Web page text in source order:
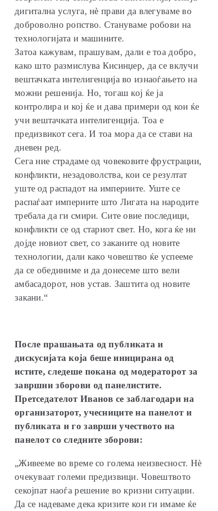
дигитална услуга, нѐ прави да влегуваме во
доброволно ропство. Стануваме робови на
технологијата и машините.
Затоа кажувам, прашувам, дали е тоа добро,
како што размислува Кисинџер, да се вклучи
вештачката интелигенција во изнаоѓањето на
можни решенија. Но, тогаш кој ќе ја
контролира и кој ќе и дава примери од кои ќе
учи вештачката интелигенција. Тоа е
предизвикот сега. И тоа мора да се стави на
дневен ред.
Сега ние страдаме од човековите фрустрации,
конфликти, незадоволства, кои се резултат
уште од распадот на империите. Уште се
распаѓаат империите што Лигата на народите
требала да ги смири. Сите овие последици,
конфликти се од стариот свет. Но, кога ќе ни
дојде новиот свет, со заканите од новите
технологии, дали како човештво ќе успееме
да се обединиме и да донесеме што вели
амбасадорот, нов устав. Заштита од новите
закани.“
После прашањата од публиката и
дискусијата која беше иницирана од
истите, следеше покана од модераторот за
завршни зборови од панелистите.
Претседателот Иванов се заблагодари на
организаторот, учесниците на панелот и
публиката и го заврши учеството на
панелот со следните зборови:
„Живееме во време со голема неизвесност. Нѐ
очекуваат големи предизвици. Човештвото
секојпат наоѓа решение во кризни ситуации.
Да се надеваме дека кризите кои ги имаме ќе